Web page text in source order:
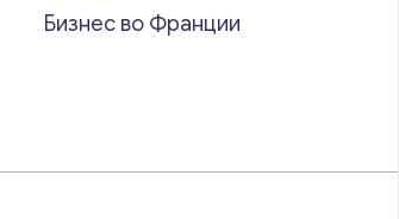
Бизнес во Франции